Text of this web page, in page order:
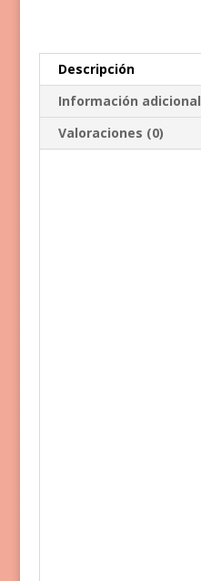
Descripción
Información adicional
Valoraciones (0)